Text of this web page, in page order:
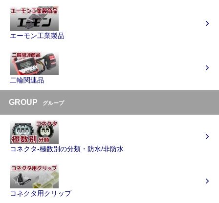
エーモン工業製品
二輪関連品
GROUP グループ
コネクタ-極数別の分類・防水/非防水
コネクタ用クリップ